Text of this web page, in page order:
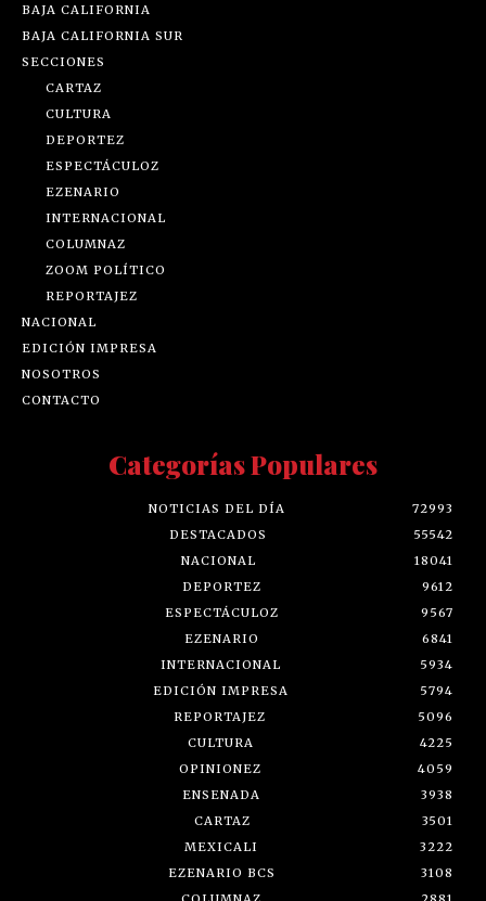
BAJA CALIFORNIA
BAJA CALIFORNIA SUR
SECCIONES
CARTAZ
CULTURA
DEPORTEZ
ESPECTÁCULOZ
EZENARIO
INTERNACIONAL
COLUMNAZ
ZOOM POLÍTICO
REPORTAJEZ
NACIONAL
EDICIÓN IMPRESA
NOSOTROS
CONTACTO
Categorías Populares
NOTICIAS DEL DÍA
72993
DESTACADOS
55542
NACIONAL
18041
DEPORTEZ
9612
ESPECTÁCULOZ
9567
EZENARIO
6841
INTERNACIONAL
5934
EDICIÓN IMPRESA
5794
REPORTAJEZ
5096
CULTURA
4225
OPINIONEZ
4059
ENSENADA
3938
CARTAZ
3501
MEXICALI
3222
EZENARIO BCS
3108